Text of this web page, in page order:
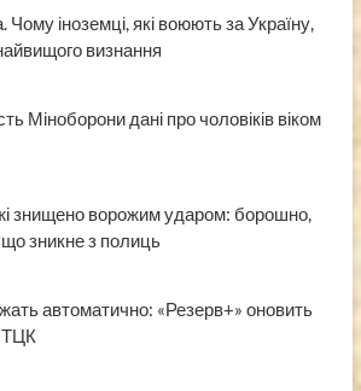
Чому іноземці, які воюють за Україну,
визнання
Міноборони дані про чоловіків віком
знищено ворожим ударом: борошно,
зникне з полиць
автоматично: «Резерв+» оновить
ТЦК